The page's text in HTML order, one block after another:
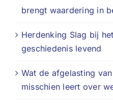
brengt waardering in
Herdenking Slag bij
geschiedenis levend
Wat de afgelasting
misschien leert over